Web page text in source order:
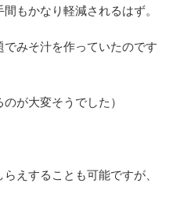
もかなり軽減されるはず。
でみそ汁を作っていたのです
が大変そうでした）
えすることも可能ですが、